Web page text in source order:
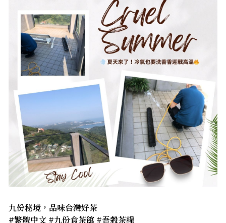
九份秘境，品味台灣好茶
#繁體中文 #九份食茶館 #吾穀茶糧